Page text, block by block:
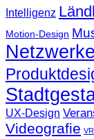
Intelligenz
Motion-Design
Netzwerke
UX-Design
Videografie VR